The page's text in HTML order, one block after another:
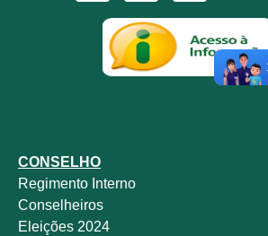
CONSELHO
Regimento Interno
Conselheiros
Eleições 2024